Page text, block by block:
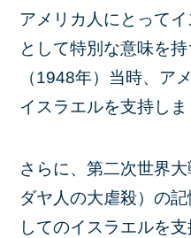
アメリカ人にとって
として特別な意味を
（1948年）当時、ア
イスラエルを支持しま
さらに、第二次世界
ダヤ人の大虐殺）の
してのイスラエルを